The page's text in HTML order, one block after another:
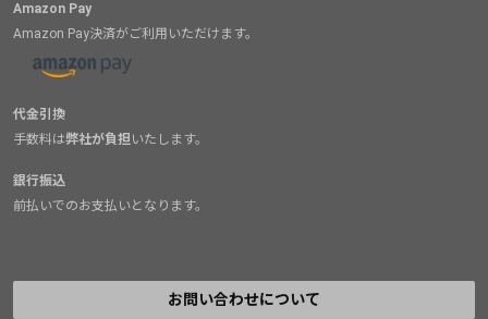
Amazon Pay
Amazon Pay決済がご利用いただけます。
代金引換
手数料は弊社が負担いたします。
銀行振込
前払いでのお支払いとなります。
お問い合わせについて